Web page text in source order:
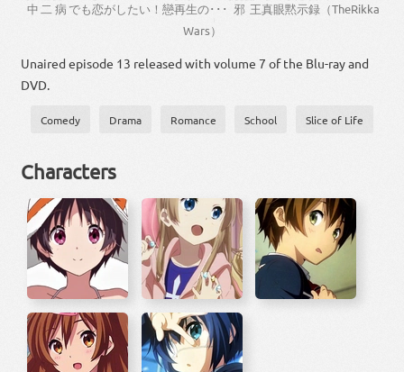
中 二 病 でも恋がしたい ！ 戀再生の･･･ 邪 王真眼黙示録 （TheRikka
Wars）
Unaired episode 13 released with volume 7 of the Blu-ray and
DVD.
Comedy Drama Romance School Slice of Life
Characters